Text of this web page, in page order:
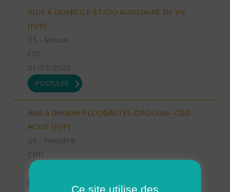
AIDE À DOMICILE ET/OU AUXILIAIRE DE VIE
(H/F)
55 - Meuse
CDI
01/07/2026
POSTULER
Aide à domicile PLOUGASTEL-DAOULAS- CDD
AOUT (H/F)
29 - Finistère
CDD
01/07/2026
Ce site utilise des